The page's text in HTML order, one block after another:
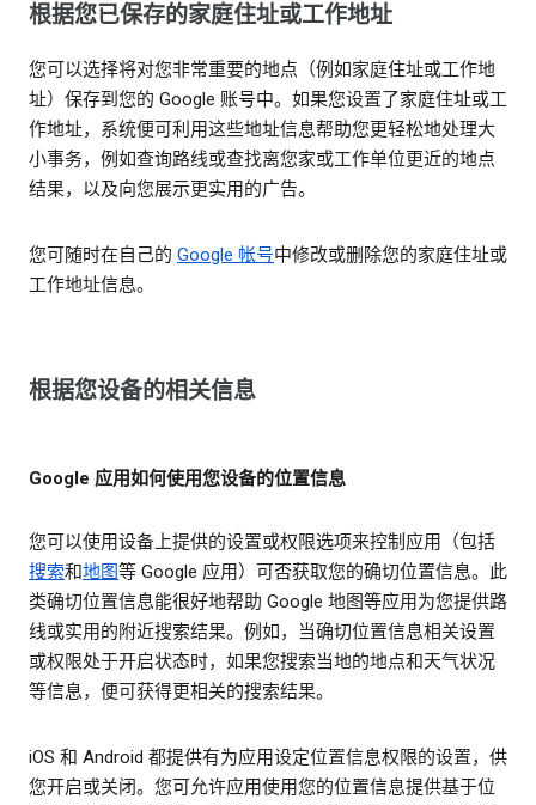
根据您已保存的家庭住址或工作地址
您可以选择将对您非常重要的地点（例如家庭住址或工作地
址）保存到您的 Google 账号中。如果您设置了家庭住址或工
作地址，系统便可利用这些地址信息帮助您更轻松地处理大
小事务，例如查询路线或查找离您家或工作单位更近的地点
结果，以及向您展示更实用的广告。
您可随时在自己的 Google 帐号中修改或删除您的家庭住址或
工作地址信息。
根据您设备的相关信息
Google 应用如何使用您设备的位置信息
您可以使用设备上提供的设置或权限选项来控制应用（包括
搜索和地图等 Google 应用）可否获取您的确切位置信息。此
类确切位置信息能很好地帮助 Google 地图等应用为您提供路
线或实用的附近搜索结果。例如，当确切位置信息相关设置
或权限处于开启状态时，如果您搜索当地的地点和天气状况
等信息，便可获得更相关的搜索结果。
iOS 和 Android 都提供有为应用设定位置信息权限的设置，供
您开启或关闭。您可允许应用使用您的位置信息提供基于位